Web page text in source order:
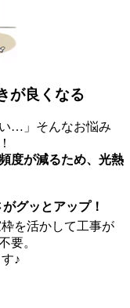
が良くなる
…」そんなお悩み
度が減るため、光熱
グッとアップ！
を活かして工事が
要。
♪